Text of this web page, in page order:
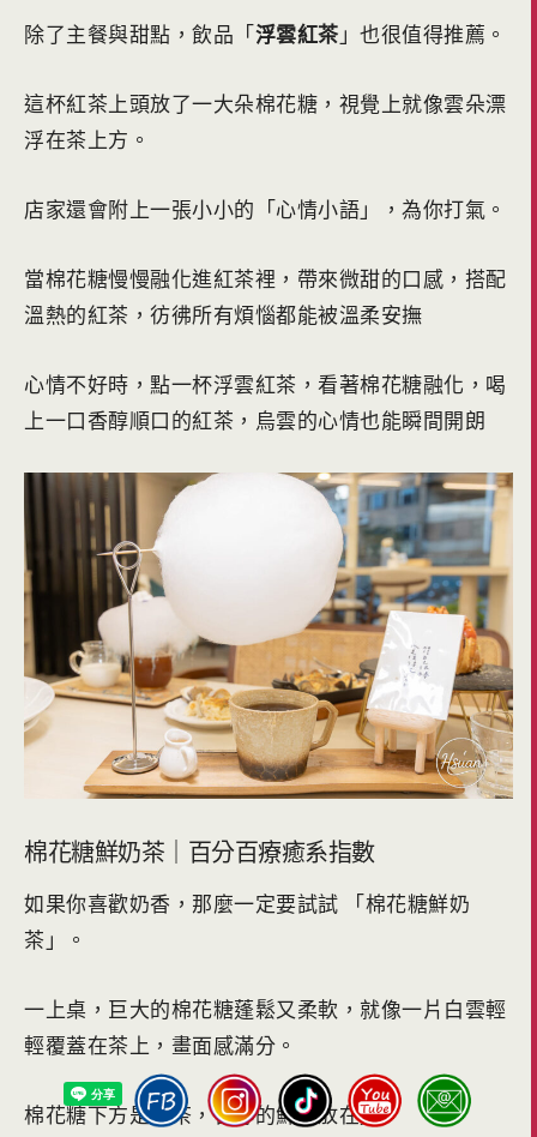
除了主餐與甜點，飲品「浮雲紅茶 」也很值得推薦。
這杯紅茶上頭放了一大朵棉花糖，視覺上就像雲朵漂
浮在茶上方。
店家還會附上一張小小的「心情小語」，為你打氣。
當棉花糖慢慢融化進紅茶裡，帶來微甜的口感，搭配
溫熱的紅茶，彷彿所有煩惱都能被溫柔安撫
心情不好時，點一杯浮雲紅茶，看著棉花糖融化，喝
上一口香醇順口的紅茶，烏雲的心情也能瞬間開朗
棉花糖鮮奶茶｜百分百療癒系指數
如果你喜歡奶香，那麼一定要試試 「棉花糖鮮奶
茶」。
一上桌，巨大的棉花糖蓬鬆又柔軟，就像一片白雲輕
輕覆蓋在茶上，畫面感滿分。
棉花糖下方是紅茶，香醇的鮮奶放在旁